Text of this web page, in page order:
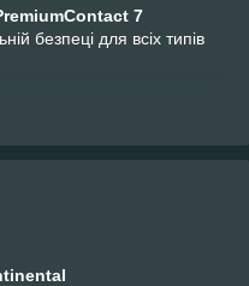
7
безпеці для всіх типів